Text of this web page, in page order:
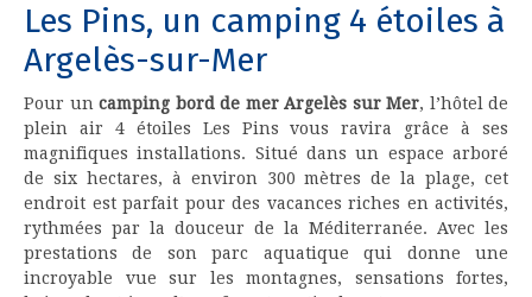
Les Pins, un camping 4 étoiles à
Argelès-sur-Mer
Pour un camping bord de mer Argelès sur Mer, l’hôtel de
plein air 4 étoiles Les Pins vous ravira grâce à ses
magnifiques installations. Situé dans un espace arboré
de six hectares, à environ 300 mètres de la plage, cet
endroit est parfait pour des vacances riches en activités,
rythmées par la douceur de la Méditerranée. Avec les
prestations de son parc aquatique qui donne une
incroyable vue sur les montagnes, sensations fortes,